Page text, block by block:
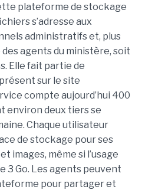
plateforme de stockage
s’adresse aux
administratifs et, plus
des agents du ministère, soit
Elle fait partie de
sur le site
compte aujourd’hui 400
environ deux tiers se
Chaque utilisateur
de stockage pour ses
images, même si l’usage
3 Go. Les agents peuvent
pour partager et